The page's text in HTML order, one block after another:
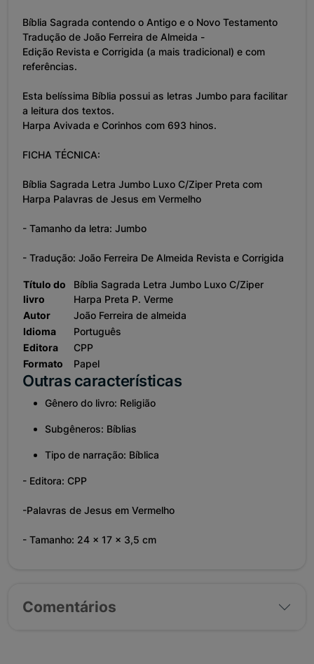
Bíblia Sagrada contendo o Antigo e o Novo Testamento
Tradução de João Ferreira de Almeida -
Edição Revista e Corrigida (a mais tradicional) e com
referências.
Esta belíssima Bíblia possui as letras Jumbo para facilitar
a leitura dos textos.
Harpa Avivada e Corinhos com 693 hinos.
FICHA TÉCNICA:
Bíblia Sagrada Letra Jumbo Luxo C/Ziper Preta com
Harpa Palavras de Jesus em Vermelho
- Tamanho da letra: Jumbo
- Tradução: João Ferreira De Almeida Revista e Corrigida
Título do
livro
Bíblia Sagrada Letra Jumbo Luxo C/Ziper
Harpa Preta P. Verme
Autor
João Ferreira de almeida
Idioma
Português
Editora
CPP
Formato
Papel
Outras características
Gênero do livro: Religião
Subgêneros: Bíblias
Tipo de narração: Bíblica
- Editora: CPP
-Palavras de Jesus em Vermelho
- Tamanho: 24 x 17 x 3,5 cm
Comentários